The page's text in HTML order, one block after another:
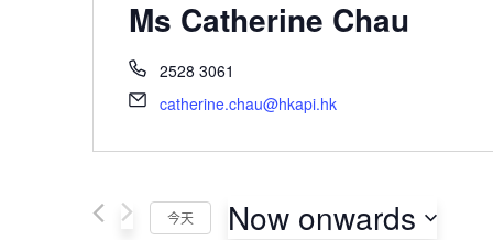
Ms Catherine Chau
2528 3061
catherine.chau@hkapi.hk
今天 Now onwards